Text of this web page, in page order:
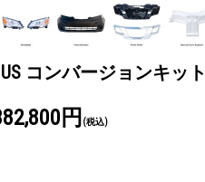
US コンバージョンキット
円 (税込)